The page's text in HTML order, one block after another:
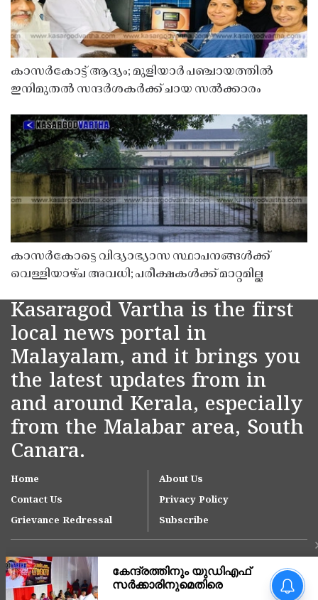
കാസർകോട്ട് ആദ്യം; മുളിയാർ പഞ്ചായത്തിൽ
ഇനിമുതൽ സന്ദർശകർക്ക് ചായ സൽക്കാരം
കാസർകോട്ടെ വിദ്യാഭ്യാസ സ്ഥാപനങ്ങൾക്ക്
വെള്ളിയാഴ്ച അവധി; പരീക്ഷകൾക്ക് മാറ്റമില്ല
Kasaragod Vartha is the first
local news portal in
Malayalam, and it brings you
the latest updates from in
and around Kerala, especially
from the Malabar area, South
Canara.
Home
About Us
Contact Us
Privacy Policy
Grievance Redressal
Subscribe